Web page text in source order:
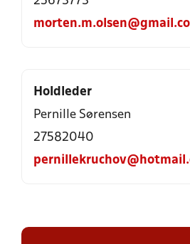
Holdleder
Pernille Sørensen
27582040